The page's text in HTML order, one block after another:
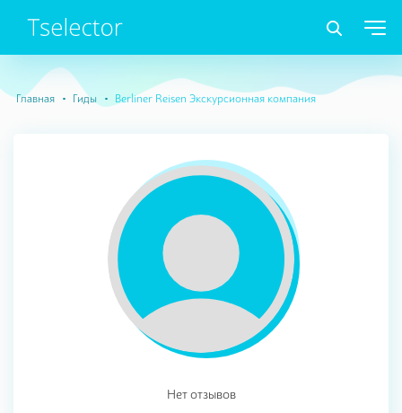
Главная Гиды Berliner Reisen Экскурсионная компания
Нет отзывов